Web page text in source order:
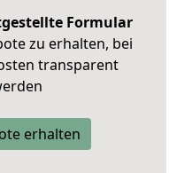
Formular
zu erhalten, bei
transparent
erhalten